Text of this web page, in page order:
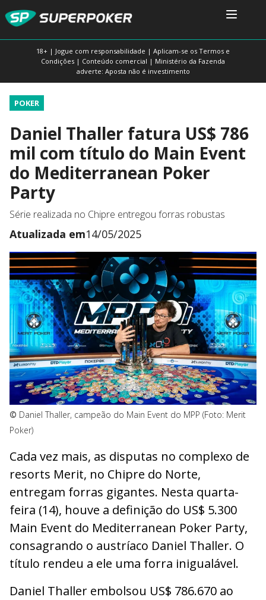
18+ | Jogue com responsabilidade | Aplicam-se os Termos e
Condições | Conteúdo comercial | Ministério da Fazenda
adverte: Aposta não é investimento
POKER
Daniel Thaller fatura US$ 786
mil com título do Main Event
do Mediterranean Poker
Party
Série realizada no Chipre entregou forras robustas
Atualizada em14/05/2025
© Daniel Thaller, campeão do Main Event do MPP (Foto: Merit
Poker)
Cada vez mais, as disputas no complexo de
resorts Merit, no Chipre do Norte,
entregam forras gigantes. Nesta quarta-
feira (14), houve a definição do US$ 5.300
Main Event do Mediterranean Poker Party,
consagrando o austríaco Daniel Thaller. O
título rendeu a ele uma forra inigualável.
Daniel Thaller embolsou US$ 786.670 ao